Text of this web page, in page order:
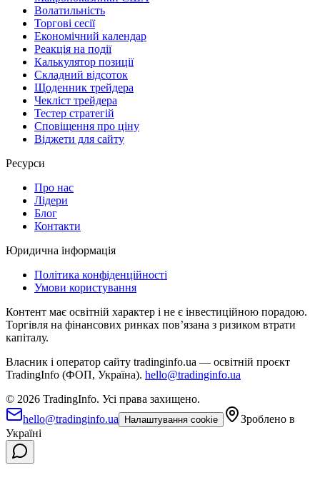
Волатильність
Торгові сесії
Економічний календар
Реакція на події
Калькулятор позиції
Складний відсоток
Щоденник трейдера
Чекліст трейдера
Тестер стратегій
Сповіщення про ціну
Віджети для сайту
Ресурси
Про нас
Лідери
Блог
Контакти
Юридична інформація
Політика конфіденційності
Умови користування
Контент має освітній характер і не є інвестиційною порадою.
Торгівля на фінансових ринках повʼязана з ризиком втрати
капіталу.
Власник і оператор сайту tradinginfo.ua — освітній проєкт
TradingInfo (ФОП, Україна). hello@tradinginfo.ua
© 2026 TradingInfo. Усі права захищено.
hello@tradinginfo.ua
Налаштування cookie
Зроблено в
Україні